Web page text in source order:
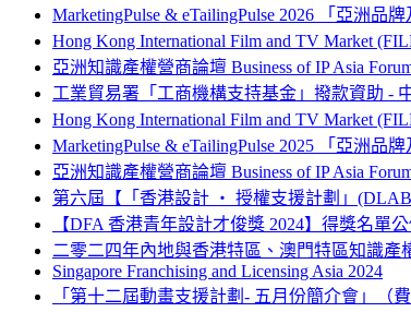
MarketingPulse & eTailingPulse 2026 「亞洲
Hong Kong International Film and TV Market
亞洲知識產權營商論壇 Business of IP Asia
工業貿易署「工商機構支持基金」撥款資助 -
Hong Kong International Film and TV Market
MarketingPulse & eTailingPulse 2025 「亞洲
亞洲知識產權營商論壇 Business of IP Asia
第六屆【「香港設計 ‧ 授權支援計劃」
【DFA 香港青年設計才俊獎 2024】得獎名單
二零二四年內地與香港特區、澳門特區知識產
Singapore Franchising and Licensing Asia 2024
「第十二屆動畫支援計劃- 五月份簡介會」（費